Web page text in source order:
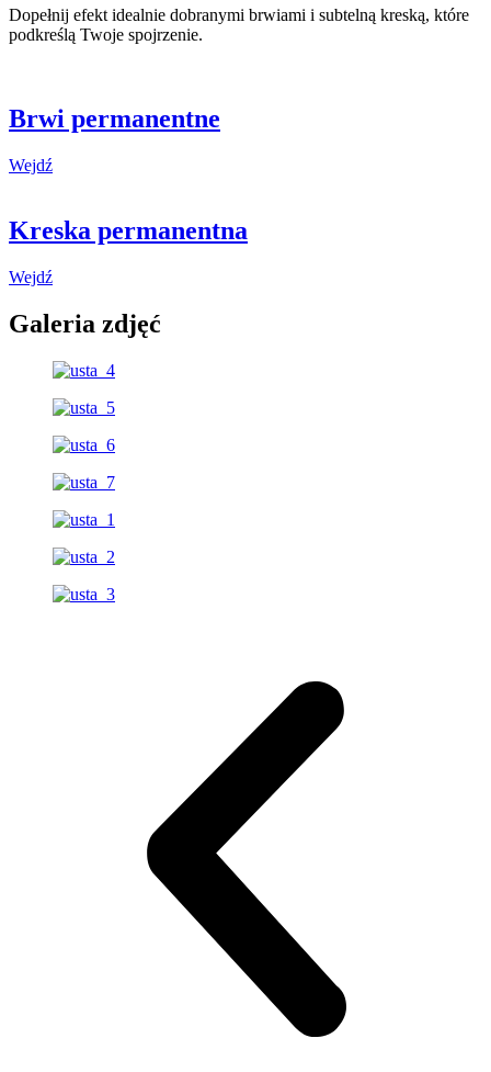
Dopełnij efekt idealnie dobranymi brwiami i subtelną kreską, które
podkreślą Twoje spojrzenie.
Brwi permanentne
Wejdź
Kreska permanentna
Wejdź
Galeria zdjęć